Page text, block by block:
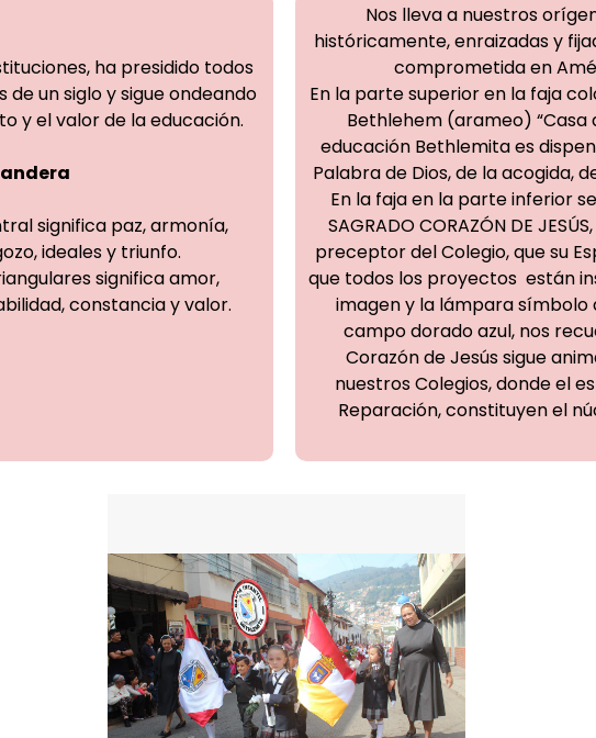
ha presidido todos
un siglo y sigue ondeando
y el valor de la educación.
significa paz, armonía,
ideales y triunfo.
significa amor,
constancia y valor.
Nos lleva a nuestros
históricamente, enraizadas y
comprometida en
En la parte superior en la faja
Bethlehem (arameo) “Casa
educación Bethlemita es
Palabra de Dios, de la acogida,
En la faja en la parte inferior
SAGRADO CORAZÓN DE
preceptor del Colegio, que su
que todos los proyectos están
imagen y la lámpara
campo dorado azul, nos
Corazón de Jesús sigue
nuestros Colegios, donde el
Reparación, constituyen el